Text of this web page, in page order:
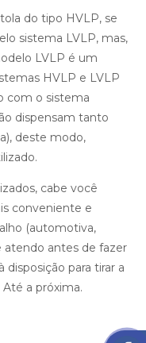
do tipo HVLP, se
sistema LVLP, mas,
LVLP é um
HVLP e LVLP
com o sistema
dispensam tanto
deste modo,
cabe você
conveniente e
(automotiva,
atendo antes de fazer
disposição para tirar a
a próxima.